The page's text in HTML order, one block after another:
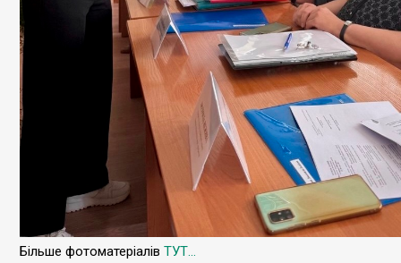
Більше фотоматеріалів ТУТ...